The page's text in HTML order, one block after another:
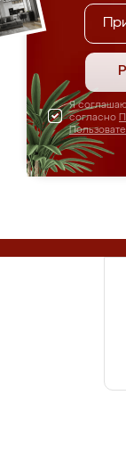
Я
согласно